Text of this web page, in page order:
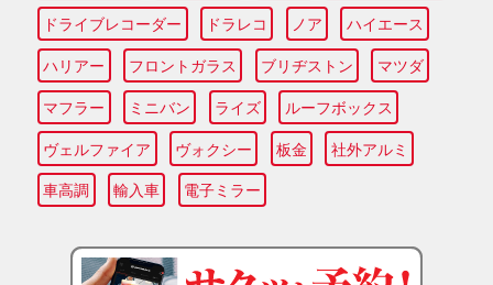
ドライブレコーダー ドラレコ ノア ハイエース
ハリアー フロントガラス ブリヂストン マツダ
マフラー ミニバン ライズ ルーフボックス
ヴェルファイア ヴォクシー 板金 社外アルミ
車高調 輸入車 電子ミラー